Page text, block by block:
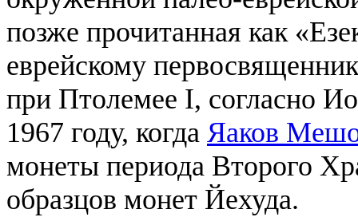
позже прочитанная как
еврейскому
при Птолемее I, согласно
1967 году, когда Яаков
монеты периода Второго
образцов монет Йехуда.